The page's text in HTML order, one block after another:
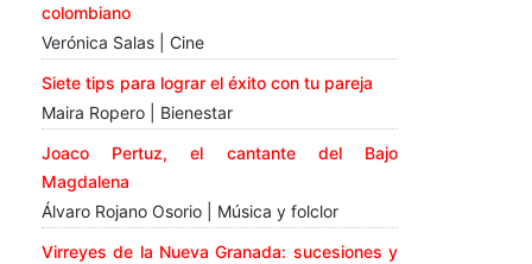
colombiano
Verónica Salas | Cine
Siete tips para lograr el éxito con tu pareja
Maira Ropero | Bienestar
Joaco Pertuz, el cantante del Bajo
Magdalena
Álvaro Rojano Osorio | Música y folclor
Virreyes de la Nueva Granada: sucesiones y